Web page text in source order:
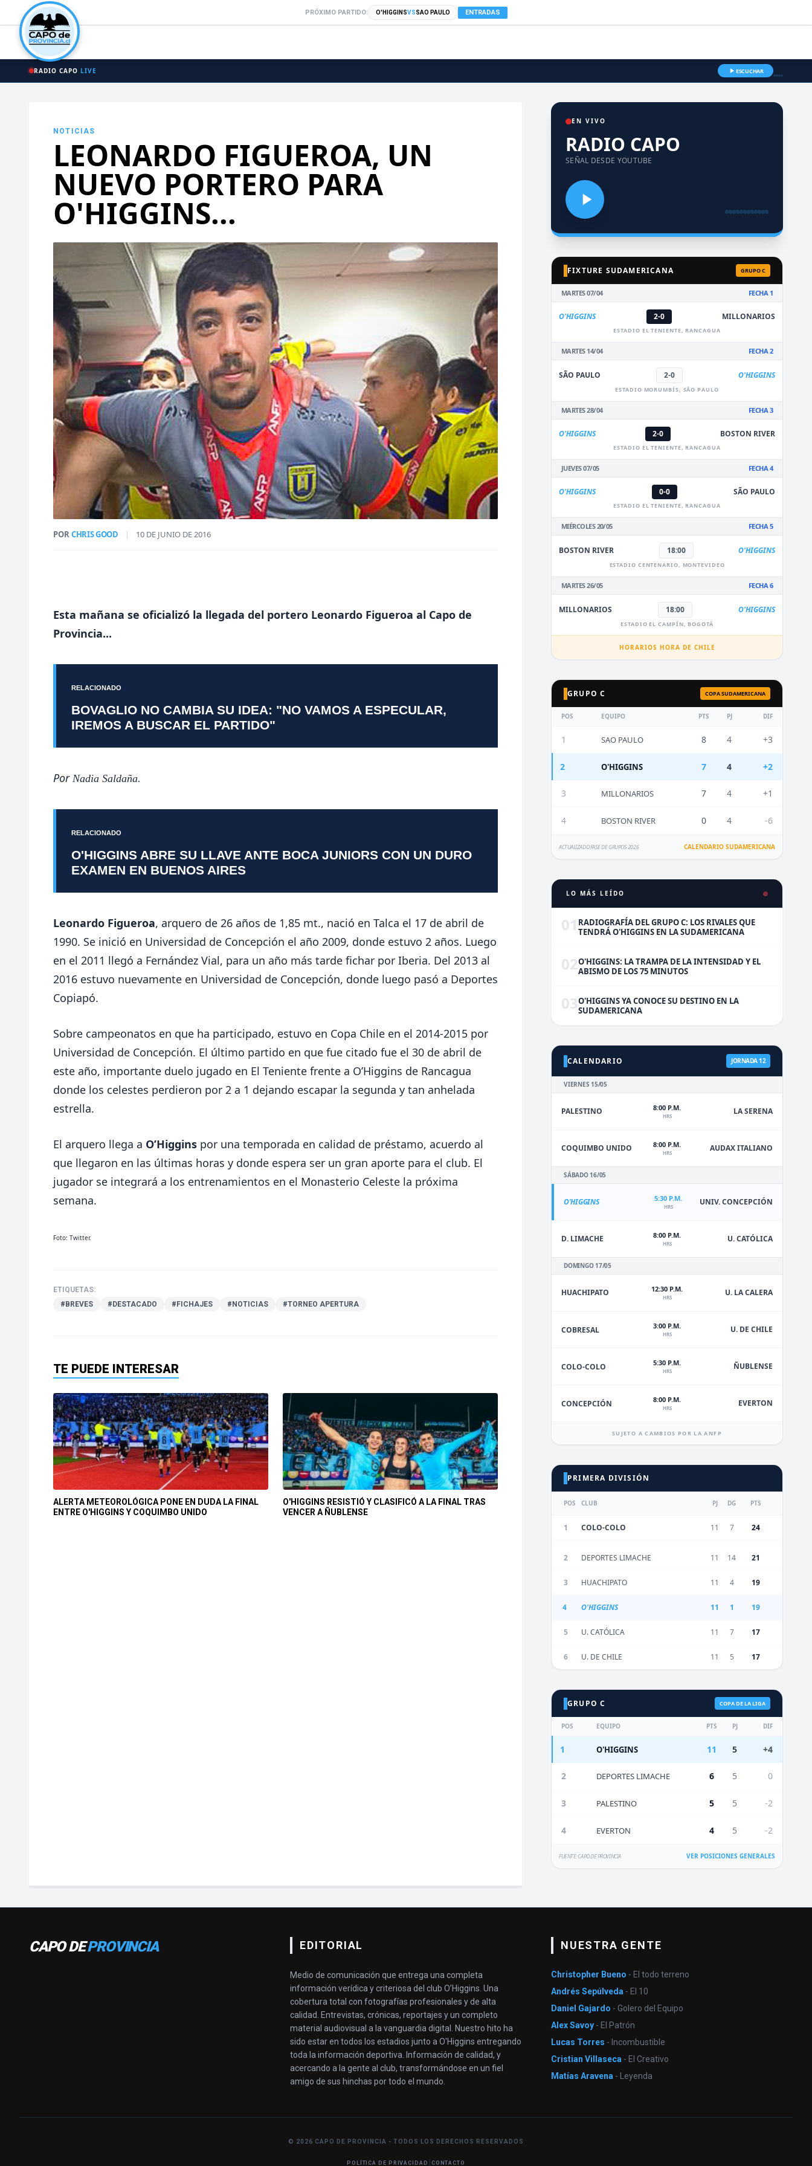
PRÓXIMO PARTIDO: O'HIGGINSVSSAO PAULO ENTRADAS
RADIO CAPO LIVE ESCUCHAR
NOTICIAS
LEONARDO FIGUEROA, UN
NUEVO PORTERO PARA
O'HIGGINS...
PORCHRIS GOOD | 10 DE JUNIO DE 2016
Esta mañana se oficializó la llegada del portero Leonardo Figueroa al Capo de
Provincia...
RELACIONADO
BOVAGLIO NO CAMBIA SU IDEA: "NO VAMOS A ESPECULAR,
IREMOS A BUSCAR EL PARTIDO"
Por Nadia Saldaña.
RELACIONADO
O'HIGGINS ABRE SU LLAVE ANTE BOCA JUNIORS CON UN DURO
EXAMEN EN BUENOS AIRES
Leonardo Figueroa, arquero de 26 años de 1,85 mt., nació en Talca el 17 de abril de
1990. Se inició en Universidad de Concepción el año 2009, donde estuvo 2 años. Luego
en el 2011 llegó a Fernández Vial, para un año más tarde fichar por Iberia. Del 2013 al
2016 estuvo nuevamente en Universidad de Concepción, donde luego pasó a Deportes
Copiapó.
Sobre campeonatos en que ha participado, estuvo en Copa Chile en el 2014-2015 por
Universidad de Concepción. El último partido en que fue citado fue el 30 de abril de
este año, importante duelo jugado en El Teniente frente a O’Higgins de Rancagua
donde los celestes perdieron por 2 a 1 dejando escapar la segunda y tan anhelada
estrella.
El arquero llega a O’Higgins por una temporada en calidad de préstamo, acuerdo al
que llegaron en las últimas horas y donde espera ser un gran aporte para el club. El
jugador se integrará a los entrenamientos en el Monasterio Celeste la próxima
semana.
Foto: Twitter.
ETIQUETAS:
#BREVES
#DESTACADO #FICHAJES #NOTICIAS #TORNEO APERTURA
TE PUEDE INTERESAR
ALERTA METEOROLÓGICA PONE EN DUDA LA FINAL
ENTRE O'HIGGINS Y COQUIMBO UNIDO
O'HIGGINS RESISTIÓ Y CLASIFICÓ A LA FINAL TRAS
VENCER A ÑUBLENSE
EN VIVO
RADIO CAPO
SEÑAL DESDE YOUTUBE
FIXTURE SUDAMERICANA GRUPO C
MARTES 07/04 FECHA 1
O'HIGGINS 2-0 MILLONARIOS
ESTADIO EL TENIENTE, RANCAGUA
MARTES 14/04 FECHA 2
SÃO PAULO 2-0 O'HIGGINS
ESTADIO MORUMBÍS, SÃO PAULO
MARTES 28/04 FECHA 3
O'HIGGINS 2-0 BOSTON RIVER
ESTADIO EL TENIENTE, RANCAGUA
JUEVES 07/05 FECHA 4
O'HIGGINS 0-0 SÃO PAULO
ESTADIO EL TENIENTE, RANCAGUA
MIÉRCOLES 20/05 FECHA 5
BOSTON RIVER 18:00 O'HIGGINS
ESTADIO CENTENARIO, MONTEVIDEO
MARTES 26/05 FECHA 6
MILLONARIOS 18:00 O'HIGGINS
ESTADIO EL CAMPÍN, BOGOTÁ
HORARIOS HORA DE CHILE
GRUPO C COPA SUDAMERICANA
POS EQUIPO PTS PJ DIF
1 SAO PAULO 8 4 +3
2 O'HIGGINS 7 4 +2
3 MILLONARIOS 7 4 +1
4 BOSTON RIVER 0 4 -6
ACTUALIZADO FASE DE GRUPOS 2026 CALENDARIO SUDAMERICANA
LO MÁS LEÍDO
01 RADIOGRAFÍA DEL GRUPO C: LOS RIVALES QUE
TENDRÁ O'HIGGINS EN LA SUDAMERICANA
02O'HIGGINS: LA TRAMPA DE LA INTENSIDAD Y EL
ABISMO DE LOS 75 MINUTOS
03O'HIGGINS YA CONOCE SU DESTINO EN LA
SUDAMERICANA
CALENDARIO JORNADA 12
VIERNES 15/05
PALESTINO 8:00 P.M.
HRS LA SERENA
COQUIMBO UNIDO 8:00 P.M.
HRS AUDAX ITALIANO
SÁBADO 16/05
O'HIGGINS 5:30 P.M.
HRS UNIV. CONCEPCIÓN
D. LIMACHE 8:00 P.M.
HRS U. CATÓLICA
DOMINGO 17/05
HUACHIPATO 12:30 P.M.
HRS U. LA CALERA
COBRESAL 3:00 P.M.
HRS U. DE CHILE
COLO-COLO 5:30 P.M.
HRS ÑUBLENSE
CONCEPCIÓN 8:00 P.M.
HRS EVERTON
SUJETO A CAMBIOS POR LA ANFP
PRIMERA DIVISIÓN
POS CLUB PJ DG PTS
1 COLO-COLO 11 7 24
2 DEPORTES LIMACHE 11 14 21
3 HUACHIPATO 11 4 19
4 O'HIGGINS 11 1 19
5 U. CATÓLICA 11 7 17
6 U. DE CHILE 11 5 17
GRUPO C COPA DE LA LIGA
POS EQUIPO PTS PJ DIF
1 O'HIGGINS 11 5 +4
2 DEPORTES LIMACHE 6 5 0
3 PALESTINO 5 5 -2
4 EVERTON 4 5 -2
FUENTE: CAPO DE PROVINCIA VER POSICIONES GENERALES
CAPO DEPROVINCIA EDITORIAL
Medio de comunicación que entrega una completa
información verídica y criteriosa del club O’Higgins. Una
cobertura total con fotografías profesionales y de alta
calidad. Entrevistas, crónicas, reportajes y un completo
material audiovisual a la vanguardia digital. Nuestro hito ha
sido estar en todos los estadios junto a O'Higgins entregando
toda la información deportiva. Información de calidad, y
acercando a la gente al club, transformándose en un fiel
amigo de sus hinchas por todo el mundo.
NUESTRA GENTE
Christopher Bueno - El todo terreno
Andrés Sepúlveda - El 10
Daniel Gajardo - Golero del Equipo
Alex Savoy - El Patrón
Lucas Torres - Incombustible
Cristian Villaseca - El Creativo
Matías Aravena - Leyenda
© 2026 CAPO DE PROVINCIA - TODOS LOS DERECHOS RESERVADOS
POLÍTICA DE PRIVACIDAD | CONTACTO